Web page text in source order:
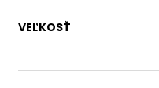
VEĽKOSŤ